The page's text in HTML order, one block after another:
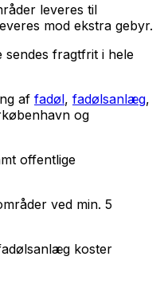
leveres til
mod ekstra gebyr.
sendes fragtfrit i hele
af fadøl, fadølsanlæg,
og
offentlige
ved min. 5
koster